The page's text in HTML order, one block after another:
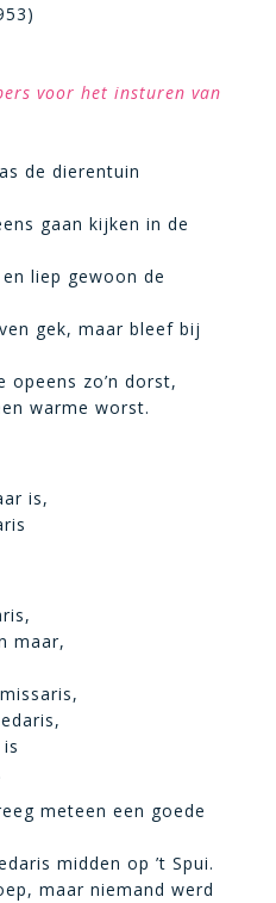
voor het insturen van
de dierentuin
gaan kijken in de
liep gewoon de
gek, maar bleef bij
opeens zo’n dorst,
warme worst.
is,
maar,
meteen een goede
midden op ’t Spui.
maar niemand werd